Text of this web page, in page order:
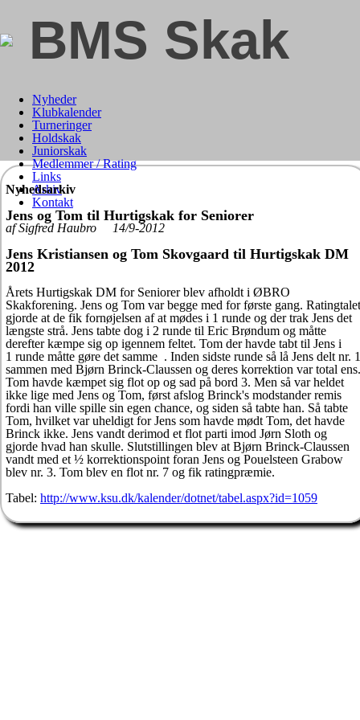
BMS Skak
Nyheder
Klubkalender
Turneringer
Holdskak
Juniorskak
Medlemmer / Rating
Links
Arkiv
Kontakt
Nyhedsarkiv
Jens og Tom til Hurtigskak for Seniorer
af Sigfred Haubro 14/9-2012
Jens Kristiansen og Tom Skovgaard til Hurtigskak DM
2012
Årets Hurtigskak DM for Seniorer blev afholdt i ØBRO
Skakforening. Jens og Tom var begge med for første gang. Ratingtalet
gjorde at de fik fornøjelsen af at mødes i 1 runde og der trak Jens det
længste strå. Jens tabte dog i 2 runde til Eric Brøndum og måtte
derefter kæmpe sig op igennem feltet. Tom der havde tabt til Jens i
1 runde måtte gøre det samme . Inden sidste runde så lå Jens delt nr. 1
sammen med Bjørn Brinck-Claussen og deres korrektion var total ens.
Tom havde kæmpet sig flot op og sad på bord 3. Men så var heldet
ikke lige med Jens og Tom, først afslog Brinck's modstander remis
fordi han ville spille sin egen chance, og siden så tabte han. Så tabte
Tom, hvilket var uheldigt for Jens som havde mødt Tom, det havde
Brinck ikke. Jens vandt derimod et flot parti imod Jørn Sloth og
gjorde hvad han skulle. Slutstillingen blev at Bjørn Brinck-Claussen
vandt med et ½ korrektionspoint foran Jens og Pouelsteen Grabow
blev nr. 3. Tom blev en flot nr. 7 og fik ratingpræmie.
Tabel: http://www.ksu.dk/kalender/dotnet/tabel.aspx?id=1059